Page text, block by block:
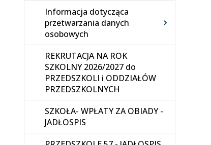
Informacja dotycząca
przetwarzania danych
osobowych
REKRUTACJA NA ROK
SZKOLNY 2026/2027 do
PRZEDSZKOLI i ODDZIAŁÓW
PRZEDSZKOLNYCH
SZKOŁA- WPŁATY ZA OBIADY -
JADŁOSPIS